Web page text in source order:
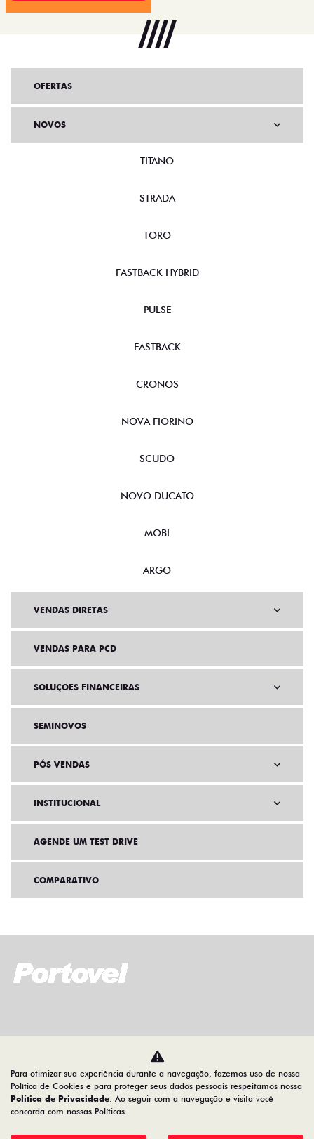
OFERTAS
NOVOS
TITANO
STRADA
TORO
FASTBACK HYBRID
PULSE
FASTBACK
CRONOS
NOVA FIORINO
SCUDO
NOVO DUCATO
MOBI
ARGO
VENDAS DIRETAS
VENDAS PARA PCD
SOLUÇÕES FINANCEIRAS
SEMINOVOS
PÓS VENDAS
INSTITUCIONAL
AGENDE UM TEST DRIVE
COMPARATIVO
Desacelere. Seu bem maior é a vida.
Para otimizar sua experiência durante a navegação, fazemos uso de nossa
Política de Cookies e para proteger seus dados pessoais respeitamos nossa
Política de Privacidade. Ao seguir com a navegação e visita você
concorda com nossas Políticas.